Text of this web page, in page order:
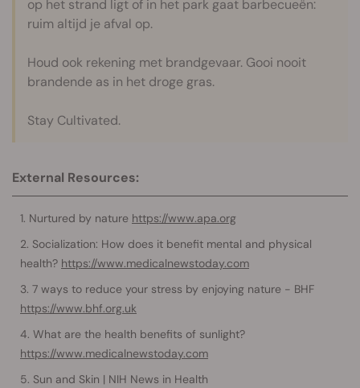
op het strand ligt of in het park gaat barbecueën:
ruim altijd je afval op.
Houd ook rekening met brandgevaar. Gooi nooit
brandende as in het droge gras.
Stay Cultivated.
External Resources:
Nurtured by nature https://www.apa.org
Socialization: How does it benefit mental and physical
health? https://www.medicalnewstoday.com
7 ways to reduce your stress by enjoying nature - BHF
https://www.bhf.org.uk
What are the health benefits of sunlight?
https://www.medicalnewstoday.com
Sun and Skin | NIH News in Health